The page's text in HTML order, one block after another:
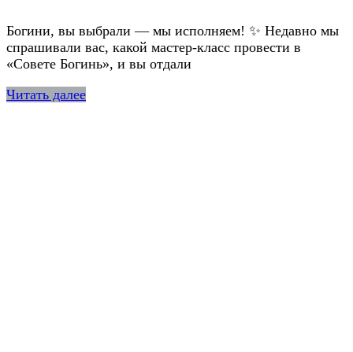
Богини, вы выбрали — мы исполняем! ✨ Недавно мы
спрашивали вас, какой мастер-класс провести в
«Совете Богинь», и вы отдали
Читать далее